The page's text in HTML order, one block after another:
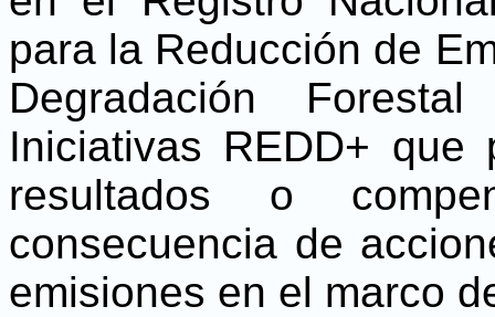
para la Reducción de
Degradación
Iniciativas REDD+
resultados o
consecuencia de
emisiones en el marco